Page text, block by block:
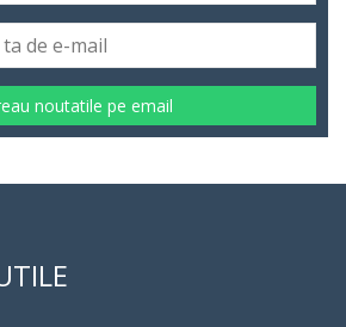
noutatile pe email